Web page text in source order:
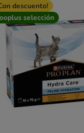
descuento!
selección